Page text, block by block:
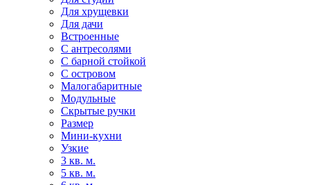
Для хрущевки
Для дачи
Встроенные
С антресолями
С барной стойкой
С островом
Малогабаритные
Модульные
Скрытые ручки
Размер
Мини-кухни
Узкие
3 кв. м.
5 кв. м.